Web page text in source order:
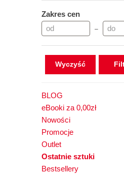
Zakres cen
–
Wyczyść
BLOG
eBooki za 0,00zł
Nowości
Promocje
Outlet
Ostatnie sztuki
Bestsellery